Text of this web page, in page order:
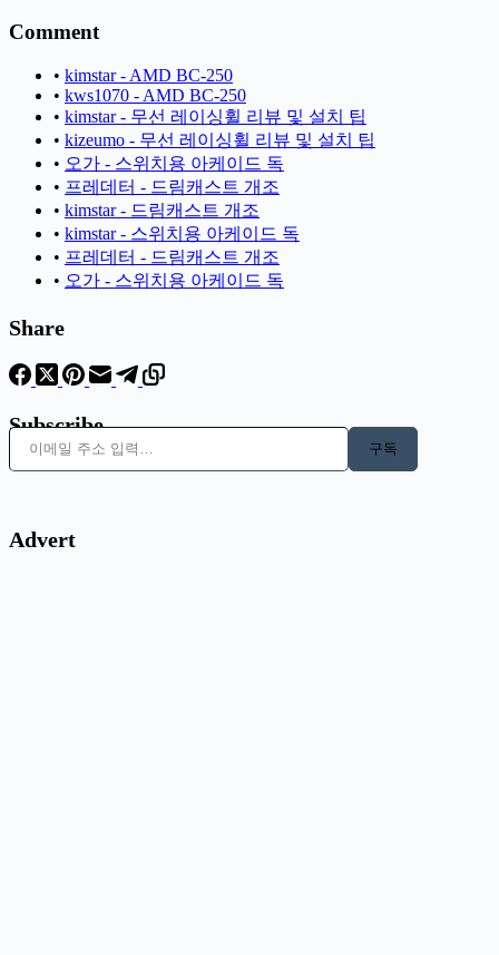
Comment
• kimstar - AMD BC-250
• kws1070 - AMD BC-250
• kimstar - 무선 레이싱휠 리뷰 및 설치 팁
• kizeumo - 무선 레이싱휠 리뷰 및 설치 팁
• 오가 - 스위치용 아케이드 독
• 프레데터 - 드림캐스트 개조
• kimstar - 드림캐스트 개조
• kimstar - 스위치용 아케이드 독
• 프레데터 - 드림캐스트 개조
• 오가 - 스위치용 아케이드 독
Share
Subscribe
이메일 주소 입력…
구독
Advert